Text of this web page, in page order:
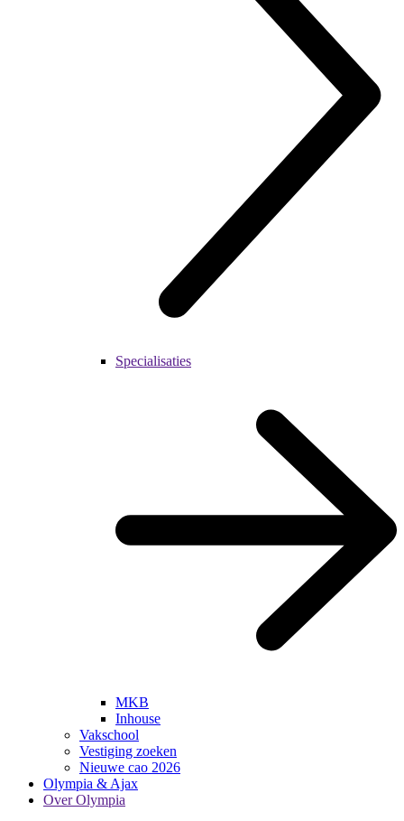
Specialisaties
MKB
Inhouse
Vakschool
Vestiging zoeken
Nieuwe cao 2026
Olympia & Ajax
Over Olympia